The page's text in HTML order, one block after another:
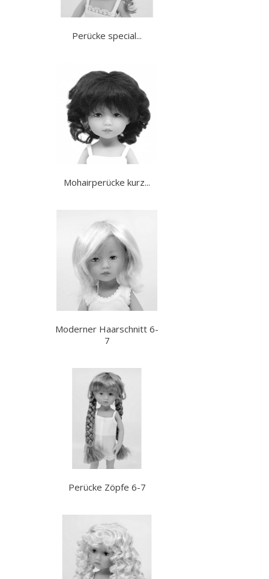
Perücke special...
Mohairperücke kurz...
Moderner Haarschnitt 6-
7
Perücke Zöpfe 6-7